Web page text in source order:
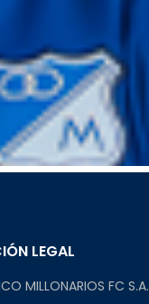
LEGAL
MILLONARIOS FC S.A.